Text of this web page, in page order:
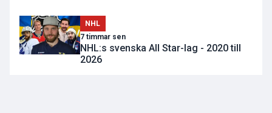
NHL
7 timmar sen
NHL:s svenska All Star-lag - 2020 till
2026